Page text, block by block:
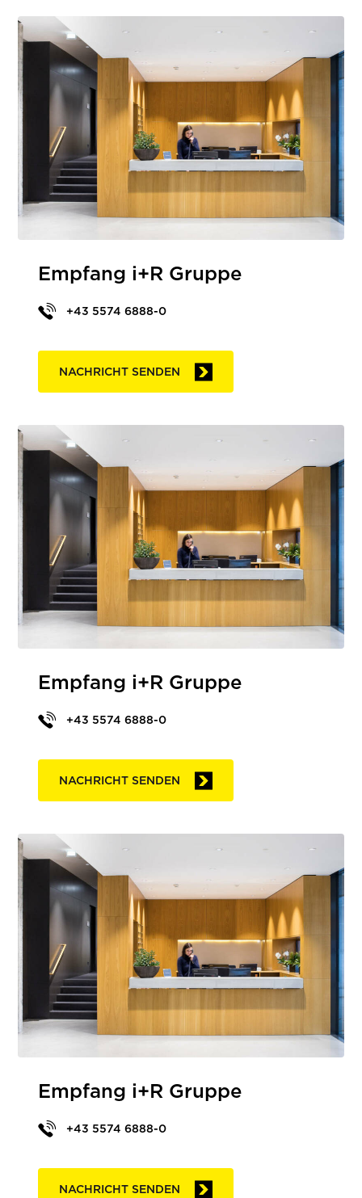
Empfang i+R Gruppe
+43 5574 6888-0
NACHRICHT SENDEN
Empfang i+R Gruppe
+43 5574 6888-0
NACHRICHT SENDEN
Empfang i+R Gruppe
+43 5574 6888-0
NACHRICHT SENDEN